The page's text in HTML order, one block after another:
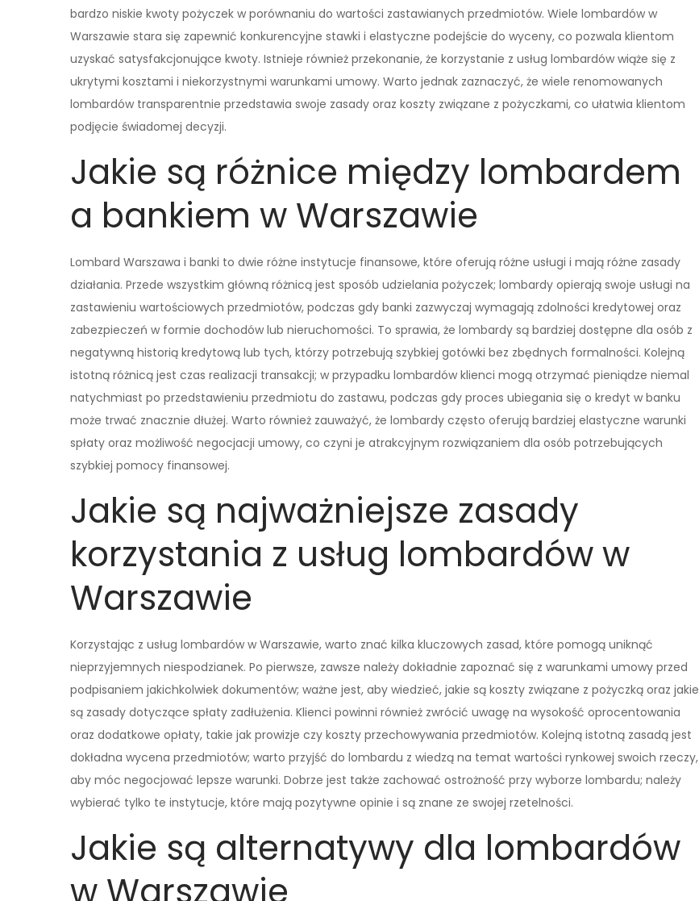
bardzo niskie kwoty pożyczek w porównaniu do wartości zastawianych przedmiotów. Wiele lombardów w
Warszawie stara się zapewnić konkurencyjne stawki i elastyczne podejście do wyceny, co pozwala klientom
uzyskać satysfakcjonujące kwoty. Istnieje również przekonanie, że korzystanie z usług lombardów wiąże się z
ukrytymi kosztami i niekorzystnymi warunkami umowy. Warto jednak zaznaczyć, że wiele renomowanych
lombardów transparentnie przedstawia swoje zasady oraz koszty związane z pożyczkami, co ułatwia klientom
podjęcie świadomej decyzji.
Jakie są różnice między lombardem
a bankiem w Warszawie
Lombard Warszawa i banki to dwie różne instytucje finansowe, które oferują różne usługi i mają różne zasady
działania. Przede wszystkim główną różnicą jest sposób udzielania pożyczek; lombardy opierają swoje usługi na
zastawieniu wartościowych przedmiotów, podczas gdy banki zazwyczaj wymagają zdolności kredytowej oraz
zabezpieczeń w formie dochodów lub nieruchomości. To sprawia, że lombardy są bardziej dostępne dla osób z
negatywną historią kredytową lub tych, którzy potrzebują szybkiej gotówki bez zbędnych formalności. Kolejną
istotną różnicą jest czas realizacji transakcji; w przypadku lombardów klienci mogą otrzymać pieniądze niemal
natychmiast po przedstawieniu przedmiotu do zastawu, podczas gdy proces ubiegania się o kredyt w banku
może trwać znacznie dłużej. Warto również zauważyć, że lombardy często oferują bardziej elastyczne warunki
spłaty oraz możliwość negocjacji umowy, co czyni je atrakcyjnym rozwiązaniem dla osób potrzebujących
szybkiej pomocy finansowej.
Jakie są najważniejsze zasady
korzystania z usług lombardów w
Warszawie
Korzystając z usług lombardów w Warszawie, warto znać kilka kluczowych zasad, które pomogą uniknąć
nieprzyjemnych niespodzianek. Po pierwsze, zawsze należy dokładnie zapoznać się z warunkami umowy przed
podpisaniem jakichkolwiek dokumentów; ważne jest, aby wiedzieć, jakie są koszty związane z pożyczką oraz jakie
są zasady dotyczące spłaty zadłużenia. Klienci powinni również zwrócić uwagę na wysokość oprocentowania
oraz dodatkowe opłaty, takie jak prowizje czy koszty przechowywania przedmiotów. Kolejną istotną zasadą jest
dokładna wycena przedmiotów; warto przyjść do lombardu z wiedzą na temat wartości rynkowej swoich rzeczy,
aby móc negocjować lepsze warunki. Dobrze jest także zachować ostrożność przy wyborze lombardu; należy
wybierać tylko te instytucje, które mają pozytywne opinie i są znane ze swojej rzetelności.
Jakie są alternatywy dla lombardów
w Warszawie